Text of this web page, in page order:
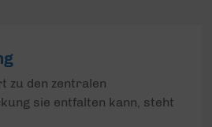
zu den zentralen
sie entfalten kann, steht